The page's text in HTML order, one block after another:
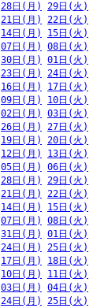
28日(月) 29日(火)
21日(月) 22日(火)
14日(月) 15日(火)
07日(月) 08日(火)
30日(月) 01日(火)
23日(月) 24日(火)
16日(月) 17日(火)
09日(月) 10日(火)
02日(月) 03日(火)
26日(月) 27日(火)
19日(月) 20日(火)
12日(月) 13日(火)
05日(月) 06日(火)
28日(月) 29日(火)
21日(月) 22日(火)
14日(月) 15日(火)
07日(月) 08日(火)
31日(月) 01日(火)
24日(月) 25日(火)
17日(月) 18日(火)
10日(月) 11日(火)
03日(月) 04日(火)
24日(月) 25日(火)